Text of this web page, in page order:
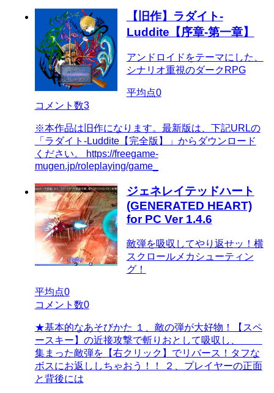
【旧作】ラダイト-
Luddite【序章-第一章】
アンドロイドをテーマにした、
シナリオ重視のダークRPG
平均点0
コメント数3
※本作品は旧作になります。最新版は、下記URLの
「ラダイト-Luddite【完全版】」からダウンロード
ください。 https://freegame-
mugen.jp/roleplaying/game_
ジェネレイテッドハート
(GENERATED HEART)
for PC Ver 1.4.6
敵弾を吸収してやり返せッ！横
スクロールメカシューティン
グ！
平均点0
コメント数0
★基本的なあそびかた １、敵の弾が大好物！【スペ
ースキー】の近接攻撃で斬りおとして吸収し、
集まった敵弾を【右クリック】でリバース！タフな
ボスにお返ししちゃおう！！ ２、プレイヤーの正面
と背後には